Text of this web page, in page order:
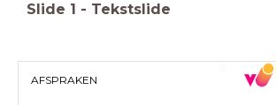
Slide 1 - Tekstslide
AFSPRAKEN